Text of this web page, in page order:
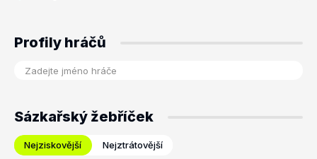
Profily hráčů
Sázkařský žebříček
Nejziskovější Nejztrátovější